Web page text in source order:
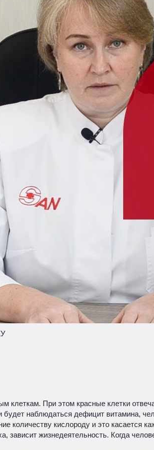
клеткам. При этом красные клетки
наблюдаться дефицит витамина,
количеству кислороду и это касается
зависит жизнедеятельность. Когда